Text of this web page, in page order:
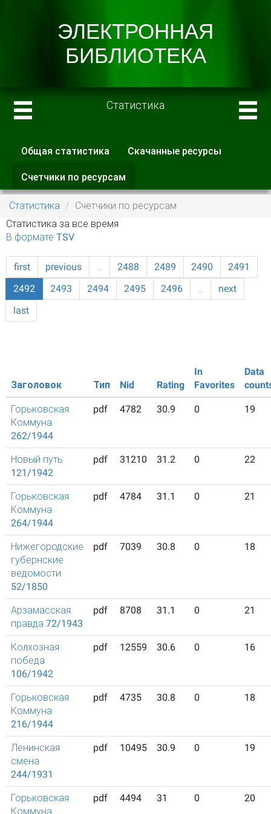
Статистика
Главные вкладки
Общая статистика Скачанные ресурсы
Счетчики по ресурсам
вкладка)
Статистика
Счетчики по ресурсам
Статистика за все время
В формате TSV
first previous … 2488 2489 2490
2491
2492
2493 2494 2495 2496 …
next
last
Заголовок Тип Nid Rating
In
Favorites
Data
Горьковская
Коммуна
262/1944
pdf 4782 30.9 0 19
Новый путь
121/1942
pdf 31210 31.2 0 22
Горьковская
Коммуна
264/1944
pdf 4784 31.1 0 21
Нижегородские
губернские
ведомости
52/1850
pdf 7039 30.8 0 18
Арзамасская
правда 72/1943
pdf 8708 31.1 0 21
Колхозная
победа
106/1942
pdf 12559 30.6 0 16
Горьковская
Коммуна
216/1944
pdf 4735 30.8 0 18
Ленинская
смена
244/1931
pdf 10495 30.9 0 19
Горьковская
Коммуна
pdf 4494 31 0 20